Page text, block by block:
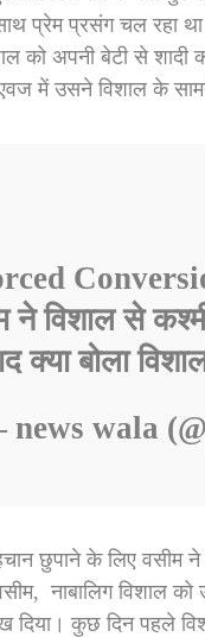
प्रेम प्रसंग चल रहा
को अपनी बेटी से
में उसने विशाल के
ने विशाल से
क्या बोला
wala
छुपाने के लिए वसीम ने
नाबालिग विशाल को
दिया। कुछ दिन पहले